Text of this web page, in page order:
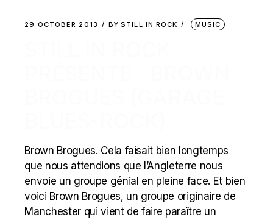
29 OCTOBER 2013 BY STILL IN ROCK MUSIC
Brown Brogues. Cela faisait bien longtemps
que nous attendions que l’Angleterre nous
envoie un groupe génial en pleine face. Et bien
voici Brown Brogues, un groupe originaire de
Manchester qui vient de faire paraître un